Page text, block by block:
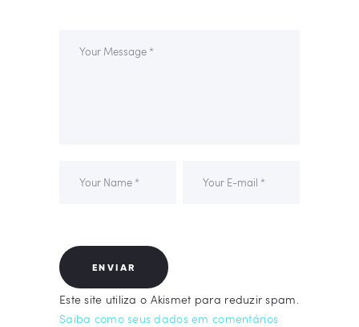
Este site utiliza o Akismet para reduzir spam.
Saiba como seus dados em comentários